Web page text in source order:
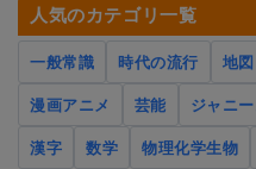
人気のカテゴリ一覧
一般常識 時代の流行 地
漫画アニメ
芸能 ジャニ
漢字
数学 物理化学生物